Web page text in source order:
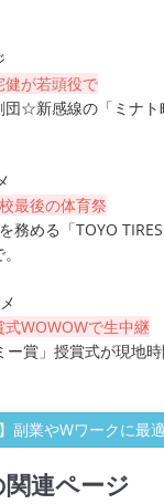
が若頭役で
団☆新感線の「ミナ
最後の体育祭
務める「TOYO
WOWOWで生中継
ー賞」授賞式が現地
副業やWワークに最
連ページ